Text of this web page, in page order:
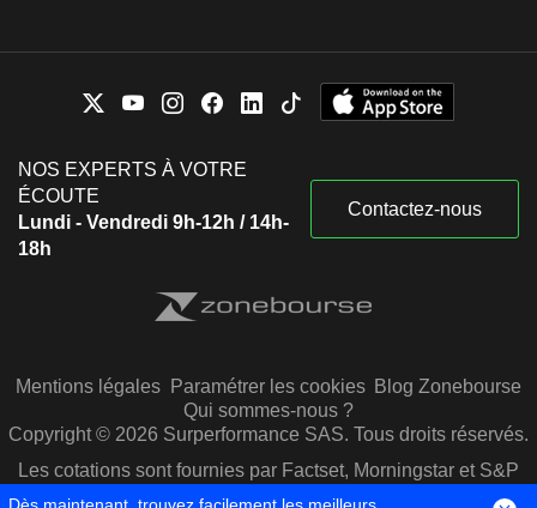
NOS EXPERTS À VOTRE
ÉCOUTE
Lundi - Vendredi 9h-12h / 14h-
18h
Contactez-nous
Mentions légales Paramétrer les cookies Blog Zonebourse
Qui sommes-nous ?
Copyright © 2026 Surperformance SAS. Tous droits réservés.
Les cotations sont fournies par Factset, Morningstar et S&P
Capital IQ